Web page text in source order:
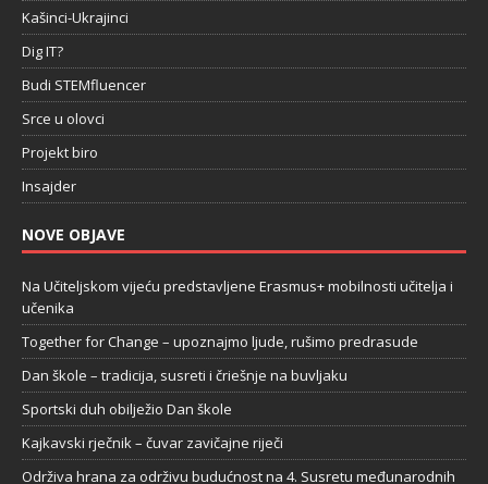
Kašinci-Ukrajinci
Dig IT?
Budi STEMfluencer
Srce u olovci
Projekt biro
Insajder
NOVE OBJAVE
Na Učiteljskom vijeću predstavljene Erasmus+ mobilnosti učitelja i
učenika
Together for Change – upoznajmo ljude, rušimo predrasude
Dan škole – tradicija, susreti i čriešnje na buvljaku
Sportski duh obilježio Dan škole
Kajkavski rječnik – čuvar zavičajne riječi
Održiva hrana za održivu budućnost na 4. Susretu međunarodnih